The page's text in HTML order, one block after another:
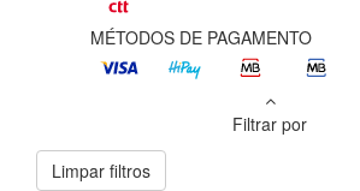
MÉTODOS DE PAGAMENTO
Filtrar por
Limpar filtros